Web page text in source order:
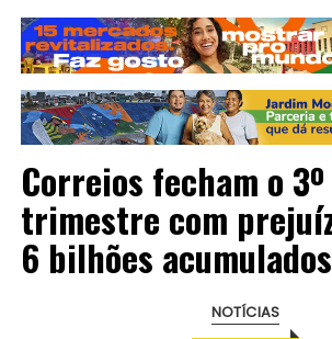
Correios fecham o 3º
trimestre com
6 bilhões
NOTÍCIAS